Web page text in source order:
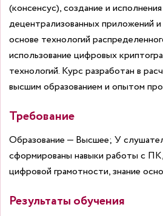
(консенсус), создание и исполнения
децентрализованных приложений
основе технологий
использование цифровых
технологий. Курс разработан в
высшим образованием и опытом
Требование
Образование — Высшее; У
сформированы навыки работы с
цифровой грамотности, знание
Результаты обучения